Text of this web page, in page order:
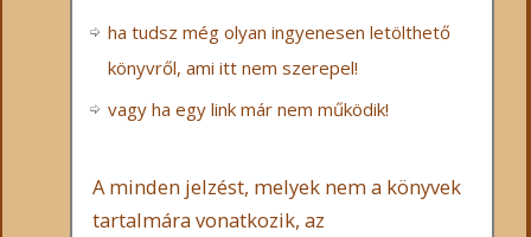
ha tudsz még olyan ingyenesen letölthető
könyvről, ami itt nem szerepel!
vagy ha egy link már nem működik!
A minden jelzést, melyek nem a könyvek
tartalmára vonatkozik, az